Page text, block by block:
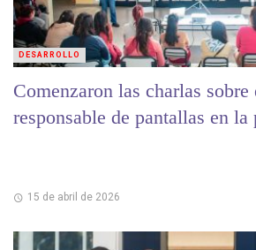
Comenzaron las charlas sobre
responsable de pantallas en
15 de abril de 2026
DESARROLLO